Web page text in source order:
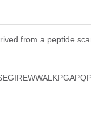
from a peptide scan